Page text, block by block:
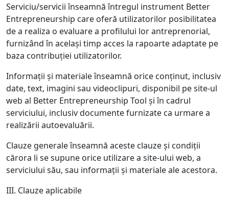
Serviciu/servicii înseamnă întregul instrument Better
Entrepreneurship care oferă utilizatorilor posibilitatea
de a realiza o evaluare a profilului lor antreprenorial,
furnizând în același timp acces la rapoarte adaptate pe
baza contribuției utilizatorilor.
Informații și materiale înseamnă orice conținut, inclusiv
date, text, imagini sau videoclipuri, disponibil pe site-ul
web al Better Entrepreneurship Tool și în cadrul
serviciului, inclusiv documente furnizate ca urmare a
realizării autoevaluării.
Clauze generale înseamnă aceste clauze și condiții
cărora li se supune orice utilizare a site-ului web, a
serviciului său, sau informații și materiale ale acestora.
III. Clauze aplicabile